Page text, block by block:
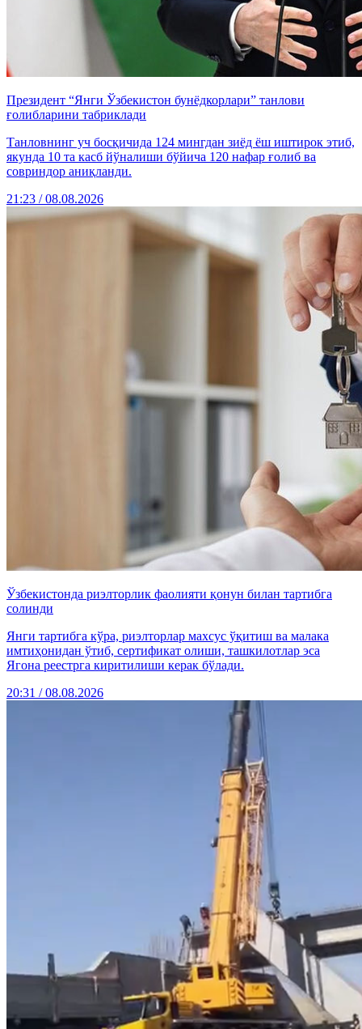
Президент “Янги Ўзбекистон бунёдкорлари” танлови
ғолибларини табриклади
Танловнинг уч босқичида 124 мингдан зиёд ёш иштирок этиб,
якунда 10 та касб йўналиши бўйича 120 нафар ғолиб ва
совриндор аниқланди.
21:23 / 08.08.2026
Ўзбекистонда риэлторлик фаолияти қонун билан тартибга
солинди
Янги тартибга кўра, риэлторлар махсус ўқитиш ва малака
имтиҳонидан ўтиб, сертификат олиши, ташкилотлар эса
Ягона реестрга киритилиши керак бўлади.
20:31 / 08.08.2026